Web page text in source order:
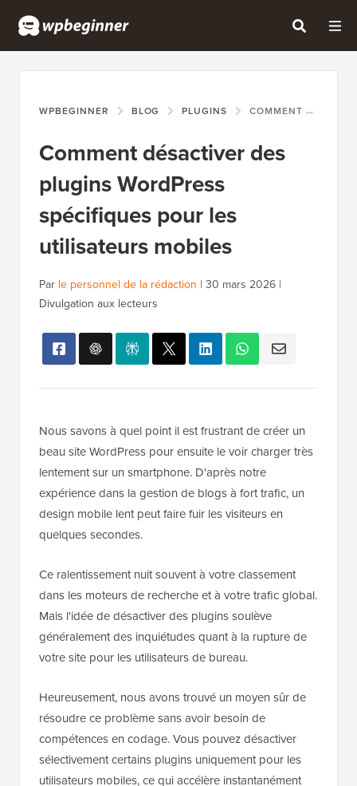
WPBEGINNER BLOG PLUGINS COMMENT DÉSACTIVER DES PLUGINS WORDPRESS SPÉCIFIQUES POUR LES UTILISATEURS MOBILES
Comment désactiver des
plugins WordPress
spécifiques pour les
utilisateurs mobiles
Par le personnel de la rédaction | 30 mars 2026 |
Divulgation aux lecteurs
Nous savons à quel point il est frustrant de créer un
beau site WordPress pour ensuite le voir charger très
lentement sur un smartphone. D'après notre
expérience dans la gestion de blogs à fort trafic, un
design mobile lent peut faire fuir les visiteurs en
quelques secondes.
Ce ralentissement nuit souvent à votre classement
dans les moteurs de recherche et à votre trafic global.
Mais l'idée de désactiver des plugins soulève
généralement des inquiétudes quant à la rupture de
votre site pour les utilisateurs de bureau.
Heureusement, nous avons trouvé un moyen sûr de
résoudre ce problème sans avoir besoin de
compétences en codage. Vous pouvez désactiver
sélectivement certains plugins uniquement pour les
utilisateurs mobiles, ce qui accélère instantanément